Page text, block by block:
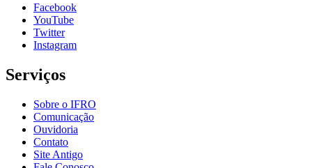
Facebook
YouTube
Twitter
Instagram
Serviços
Sobre o IFRO
Comunicação
Ouvidoria
Contato
Site Antigo